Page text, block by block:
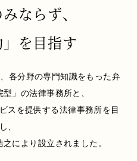
ならず、
」を目指す
各分野の専門知識をもった弁
」の法律事務所と、
スを提供する法律事務所を目
、
により設立されました。